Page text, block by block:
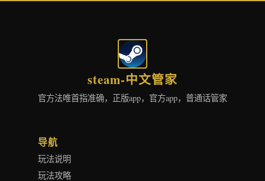
steam-中文管家
官方法唯首指准确，正版app，官方app，普通话管家
导航
玩法说明
玩法攻略